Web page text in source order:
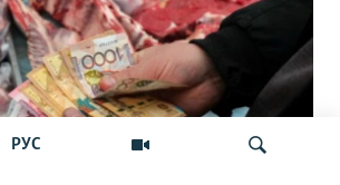
РУС